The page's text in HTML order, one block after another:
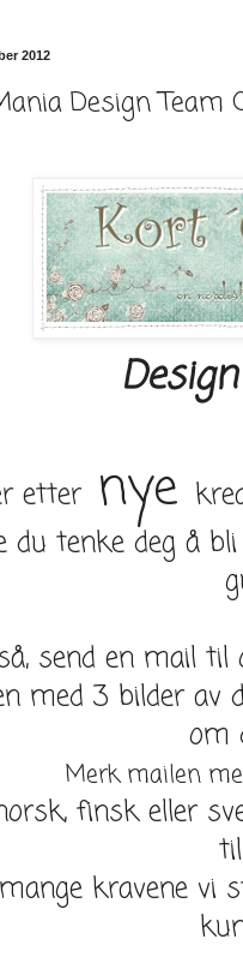
2012
Design Team
etter nye
du tenke deg å
send en mail til
med 3 bilder av
om
Merk mailen
finsk eller
kravene vi